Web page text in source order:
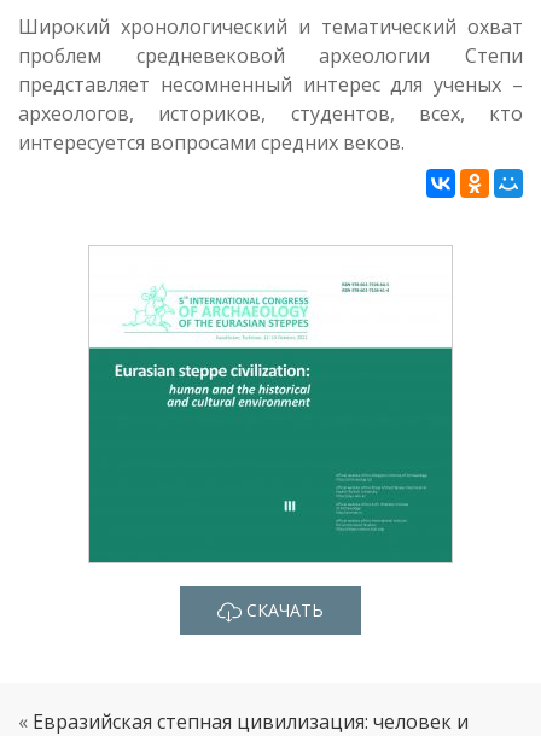
Широкий хронологический и тематический охват
проблем средневековой археологии Степи
представляет несомненный интерес для ученых –
археологов, историков, студентов, всех, кто
интересуется вопросами средних веков.
СКАЧАТЬ
« Евразийская степная цивилизация: человек и